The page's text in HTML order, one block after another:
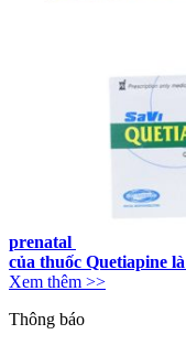
prenatal
của thuốc Quetiapine
Xem thêm >>
Thông báo